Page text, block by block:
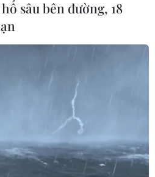
TTXVN. Cấm sao chép dưới
chấp thuận bằng văn bản.
sâu bên đường, 18